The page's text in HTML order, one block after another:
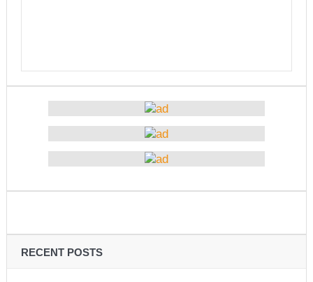
टिकट नपाउँदा १४ सय श्रमिक कोरिया उड्न पाएनन्
कीर्तिपुरलाई नेपालकै नमूना नगर बनाउने मेरो योजना छ-
प्रा.डा.शिवशरण महर्जन, मेयरका उम्मेदवार, कीर्तिपुर नगरपालिका
उपनिर्वाचन: ३१ जनाको उम्मेदवारी फिर्ता, रुकुमपूर्वमा काँग्रेस
एमाले गठबन्धनका उम्मेदवारको समर्थन माओवादीलाई
RECENT POSTS